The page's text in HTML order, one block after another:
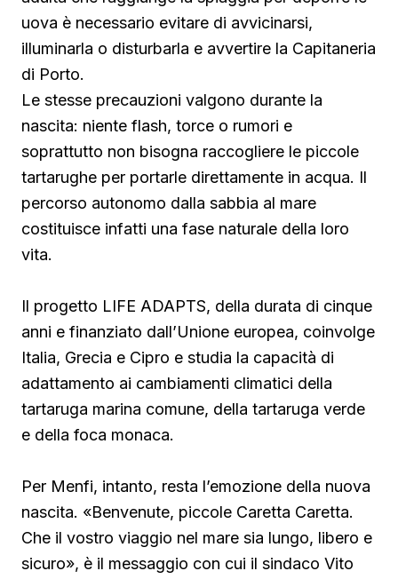
uova è necessario evitare di avvicinarsi,
illuminarla o disturbarla e avvertire la Capitaneria
di Porto.
Le stesse precauzioni valgono durante la
nascita: niente flash, torce o rumori e
soprattutto non bisogna raccogliere le piccole
tartarughe per portarle direttamente in acqua. Il
percorso autonomo dalla sabbia al mare
costituisce infatti una fase naturale della loro
vita.
Il progetto LIFE ADAPTS, della durata di cinque
anni e finanziato dall’Unione europea, coinvolge
Italia, Grecia e Cipro e studia la capacità di
adattamento ai cambiamenti climatici della
tartaruga marina comune, della tartaruga verde
e della foca monaca.
Per Menfi, intanto, resta l’emozione della nuova
nascita. «Benvenute, piccole Caretta Caretta.
Che il vostro viaggio nel mare sia lungo, libero e
sicuro», è il messaggio con cui il sindaco Vito